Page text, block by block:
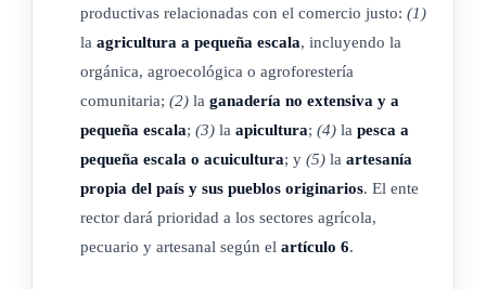
reconociendo que las personas productoras y consumidoras
son actores sociales y económicos.
CAPÍTULO II
DEFINICIONES
productivas relacionadas con el comercio justo: (1)
la agricultura a pequeña escala, incluyendo la
orgánica, agroecológica o agroforestería
comunitaria; (2) la ganadería no extensiva y a
pequeña escala; (3) la apicultura; (4) la pesca a
pequeña escala o acuicultura; y (5) la artesanía
propia del país y sus pueblos originarios. El ente
rector dará prioridad a los sectores agrícola,
pecuario y artesanal según el artículo 6.